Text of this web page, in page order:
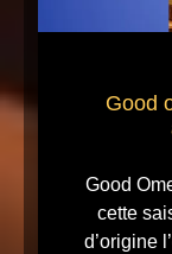
Good
Good
cette
d’origine